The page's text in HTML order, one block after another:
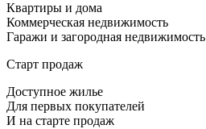
Квартиры и дома
Коммерческая недвижимость
Гаражи и загородная недвижимость
Старт продаж
Доступное жилье
Для первых покупателей
И на старте продаж